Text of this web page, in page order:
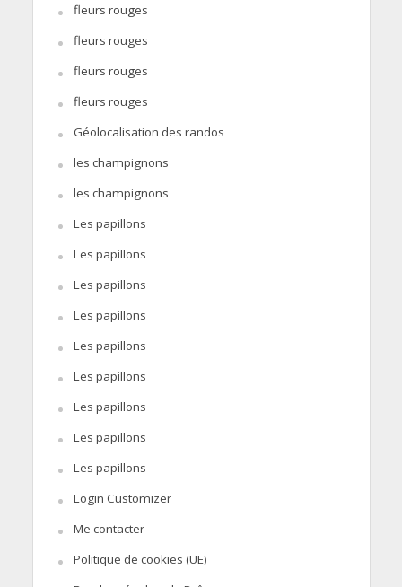
fleurs rouges
fleurs rouges
fleurs rouges
fleurs rouges
Géolocalisation des randos
les champignons
les champignons
Les papillons
Les papillons
Les papillons
Les papillons
Les papillons
Les papillons
Les papillons
Les papillons
Les papillons
Login Customizer
Me contacter
Politique de cookies (UE)